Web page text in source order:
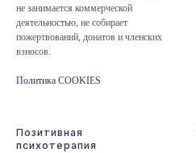
не занимается коммерческой
деятельностью, не собирает
пожертвований, донатов и членских
взносов.
Политика COOKIES
Позитивная
психотерапия